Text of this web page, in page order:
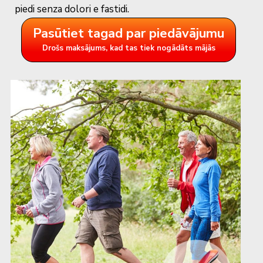
piedi senza dolori e fastidi.
Pasūtiet tagad par piedāvājumu
Drošs maksājums, kad tas tiek nogādāts mājās